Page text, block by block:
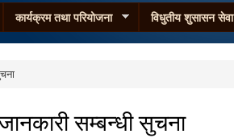
कार्यक्रम तथा परियोजना विधुतीय शुसासन सेवा
सम्बन्धी सुचना